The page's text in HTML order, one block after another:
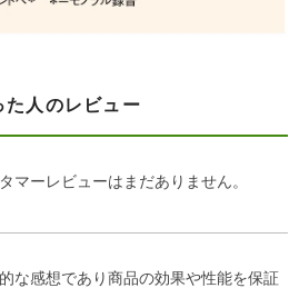
た人のレビュー
マーレビューはまだありません。
な感想であり商品の効果や性能を保証